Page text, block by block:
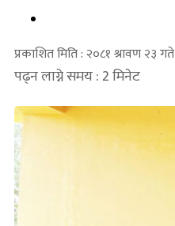
प्रकाशित मिति : २०८१ श्रावण २३ गते
पढ्न लाग्ने समय : 2 मिनेट